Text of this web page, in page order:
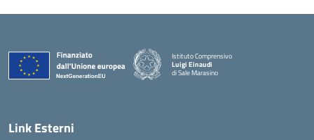
Istituto Comprensivo
Luigi Einaudi
di Sale Marasino
Link Esterni